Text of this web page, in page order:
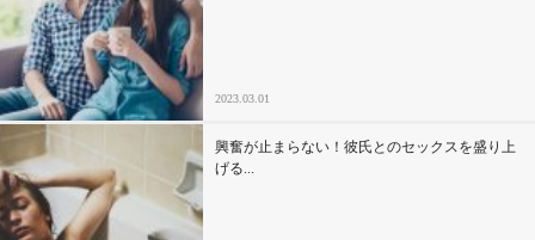
セックスライフ
不倫・だめ男
心の処方箋
2023.03.01
興奮が止まらない！彼氏とのセックスを盛り上
げる...